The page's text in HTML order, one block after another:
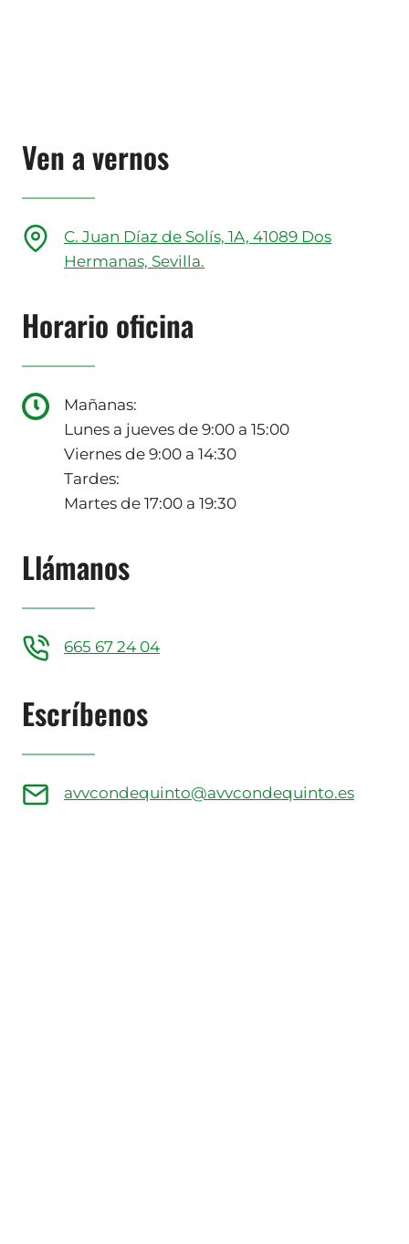
Ven a vernos
C. Juan Díaz de Solís, 1A, 41089 Dos
Hermanas, Sevilla.
Horario oficina
Mañanas:
Lunes a jueves de 9:00 a 15:00
Viernes de 9:00 a 14:30
Tardes:
Martes de 17:00 a 19:30
Llámanos
665 67 24 04
Escríbenos
avvcondequinto@avvcondequinto.es